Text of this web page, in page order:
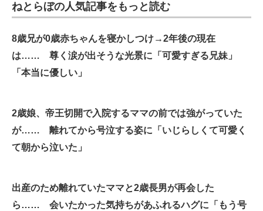
ITの今と未来を見通す
スマホと通信の最新トレンド
進化するPCとデバイスの未来
ビジネスと働き方のヒント
経営リーダーのコミュニティ
ねとらぼの人気記事をもっと読む
8歳兄が0歳赤ちゃんを寝かしつけ→2年後の現在
は…… 尊く涙が出そうな光景に「可愛すぎる兄妹」
「本当に優しい」
2歳娘、帝王切開で入院するママの前では強がっていた
が…… 離れてから号泣する姿に「いじらしくて可愛く
て朝から泣いた」
出産のため離れていたママと2歳長男が再会した
ら…… 会いたかった気持ちがあふれるハグに「もう号